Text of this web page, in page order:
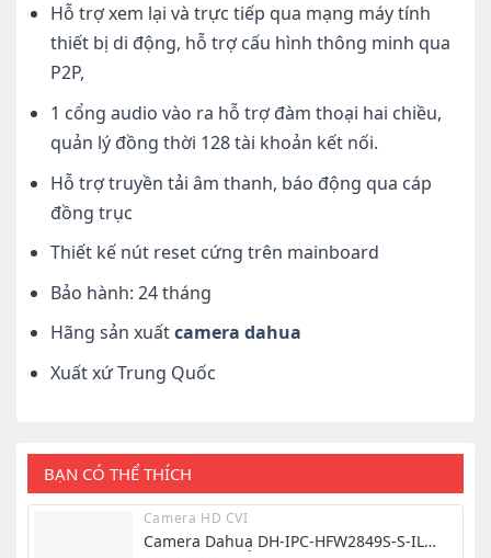
Hỗ trợ xem lại và trực tiếp qua mạng máy tính
thiết bị di động, hỗ trợ cấu hình thông minh qua
P2P,
1 cổng audio vào ra hỗ trợ đàm thoại hai chiều,
quản lý đồng thời 128 tài khoản kết nối.
Hỗ trợ truyền tải âm thanh, báo động qua cáp
đồng trục
Thiết kế nút reset cứng trên mainboard
Bảo hành: 24 tháng
Hãng sản xuấtcamera dahua
Xuất xứ Trung Quốc
BẠN CÓ THỂ THÍCH
Camera HD CVI
Camera Dahua DH-IPC-HFW2849S-S-IL